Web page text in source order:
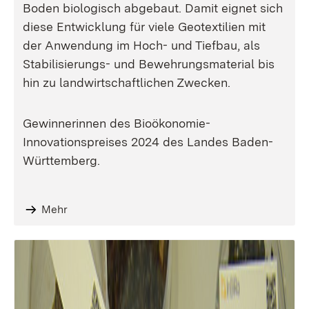
Boden biologisch abgebaut. Damit eignet sich
diese Entwicklung für viele Geotextilien mit
der Anwendung im Hoch- und Tiefbau, als
Stabilisierungs- und Bewehrungsmaterial bis
hin zu landwirtschaftlichen Zwecken.
Gewinnerinnen des Bioökonomie-
Innovationspreises 2024 des Landes Baden-
Württemberg.
Mehr